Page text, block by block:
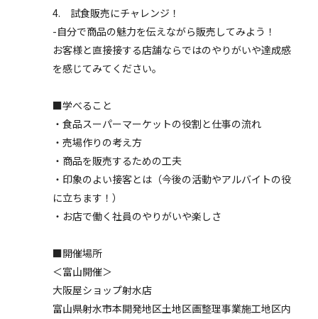
4. 試食販売にチャレンジ！
-自分で商品の魅力を伝えながら販売してみよう！
お客様と直接接する店舗ならではのやりがいや達成感
を感じてみてください。
■学べること
・食品スーパーマーケットの役割と仕事の流れ
・売場作りの考え方
・商品を販売するための工夫
・印象のよい接客とは（今後の活動やアルバイトの役
に立ちます！）
・お店で働く社員のやりがいや楽しさ
■開催場所
＜富山開催＞
大阪屋ショップ射水店
富山県射水市本開発地区土地区画整理事業施工地区内